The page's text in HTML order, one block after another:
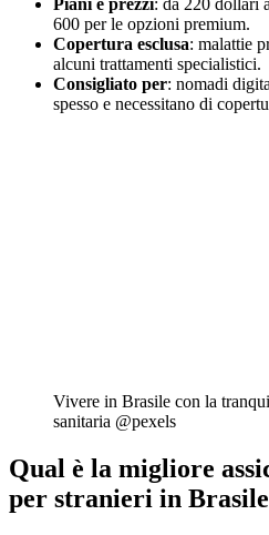
600 per le opzioni premium.
Copertura esclusa: malattie
alcuni trattamenti specialistici.
Consigliato per: nomadi
spesso e necessitano di
Vivere in Brasile con la
sanitaria @pexels
Qual è la migliore
per stranieri in